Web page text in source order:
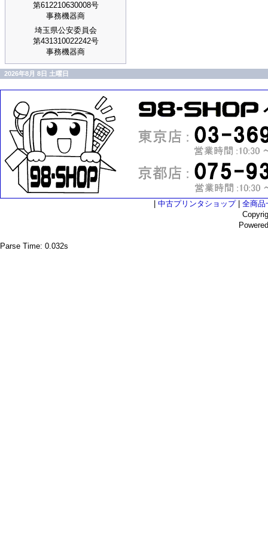
第612210630008号
事務機器商
埼玉県公安委員会
第431310022242号
事務機器商
2026年8月 8日 土曜日
中古プリンタショップ| 全商品
Parse Time: 0.032s